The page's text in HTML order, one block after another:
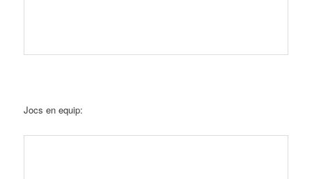
Jocs en equip: